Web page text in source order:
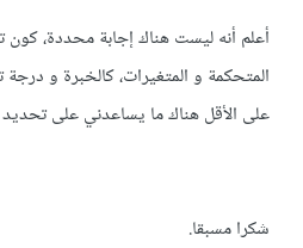
أعلم أنه ليست هناك إجابة محددة، كون
المتحكمة و المتغيرات، كالخبرة و درجة
على الأقل هناك ما يساعدني على
شكرا مسبقا.